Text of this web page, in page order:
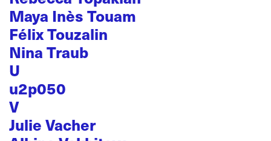
Maya Inès Touam
Félix Touzalin
Nina Traub
U
u2p050
V
Julie Vacher